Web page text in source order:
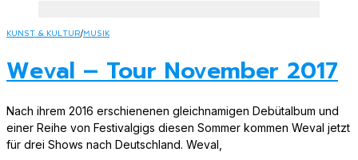
KUNST & KULTUR/MUSIK
Weval – Tour November 2017
Nach ihrem 2016 erschienenen gleichnamigen Debütalbum und
einer Reihe von Festivalgigs diesen Sommer kommen Weval jetzt
für drei Shows nach Deutschland. Weval,